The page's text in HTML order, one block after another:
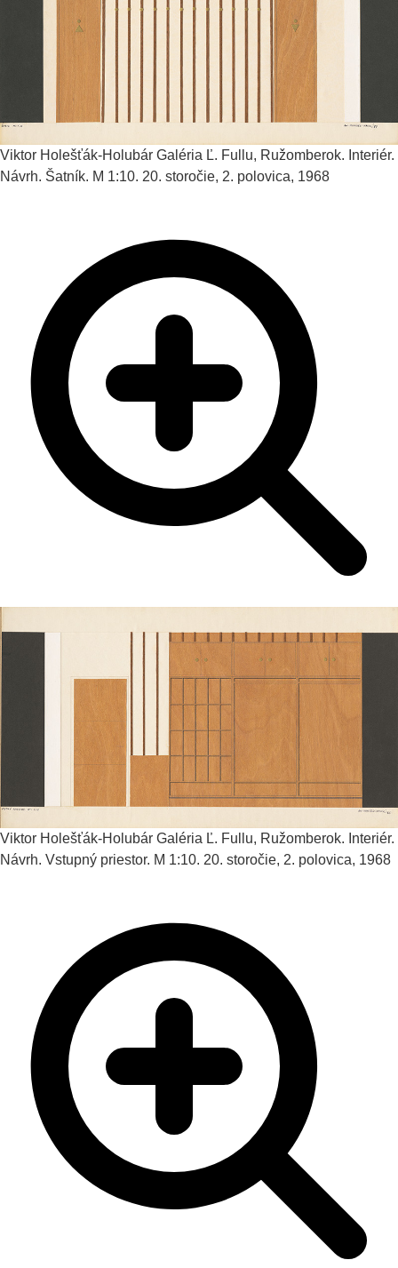
Viktor Holešťák-Holubár Galéria Ľ. Fullu, Ružomberok. Interiér.
Návrh. Šatník. M 1:10. 20. storočie, 2. polovica, 1968
Viktor Holešťák-Holubár Galéria Ľ. Fullu, Ružomberok. Interiér.
Návrh. Vstupný priestor. M 1:10. 20. storočie, 2. polovica, 1968